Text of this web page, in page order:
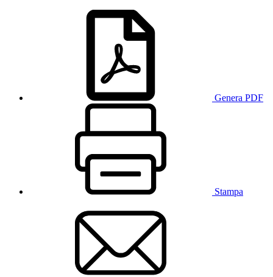
Genera PDF
Stampa